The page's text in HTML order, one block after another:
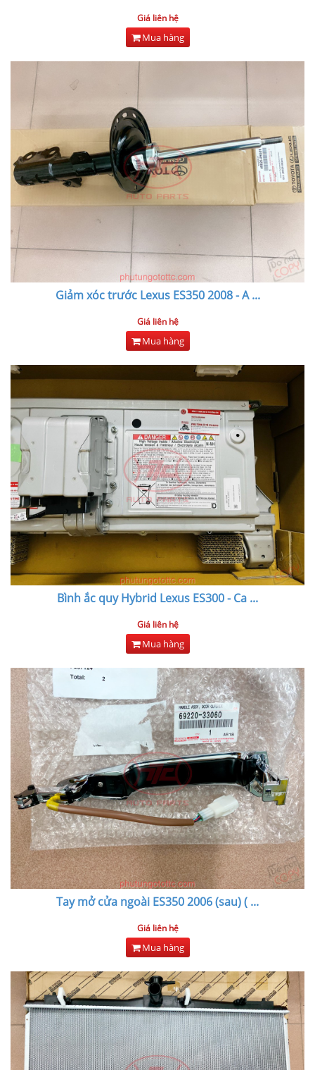
Giá liên hệ
Mua hàng
Giảm xóc trước Lexus ES350 2008 - A...
Giá liên hệ
Mua hàng
Bình ắc quy Hybrid Lexus ES300 - Ca ...
Giá liên hệ
Mua hàng
Tay mở cửa ngoài ES350 2006 (sau) ( ...
Giá liên hệ
Mua hàng